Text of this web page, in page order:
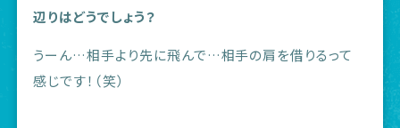
辺りはどうでしょう？
うーん…相手より先に飛んで…相手の肩を借りるって
感じです！（笑）